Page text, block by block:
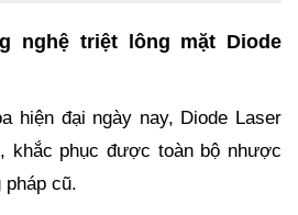
nghệ triệt lông mặt Diode
hiện đại ngày nay, Diode Laser
khắc phục được toàn bộ nhược
cũ.